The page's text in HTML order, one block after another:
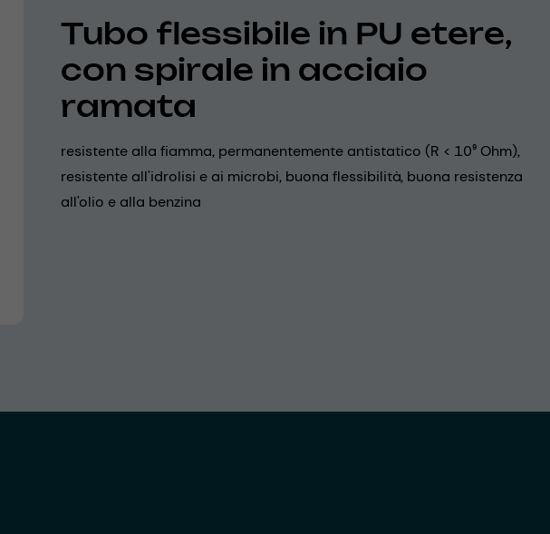
Tubo flessibile in PU etere,
con spirale in acciaio
ramata
resistente alla fiamma, permanentemente antistatico (R < 10⁹ Ohm),
resistente all'idrolisi e ai microbi, buona flessibilità, buona resistenza
all'olio e alla benzina